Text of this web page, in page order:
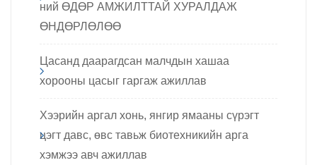
ний ӨДӨР АМЖИЛТТАЙ ХУРАЛДАЖ
ӨНДӨРЛӨЛӨӨ
Цасанд даарагдсан малчдын хашаа
хорооны цасыг гаргаж ажиллав
Хээрийн аргал хонь, янгир ямааны сүрэгт
цэгт давс, өвс тавьж биотехникийн арга
хэмжээ авч ажиллав